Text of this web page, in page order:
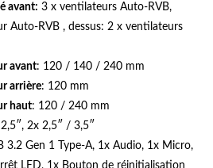
avant: 3 x ventilateurs Auto-RVB,
Auto-RVB , dessus: 2 x ventilateurs
avant: 120 / 140 / 240 mm
arrière: 120 mm
haut: 120 / 240 mm
2x 2,5″ / 3,5″
3.2 Gen 1 Type-A, 1x Audio, 1x Micro,
LED, 1x Bouton de réinitialisation